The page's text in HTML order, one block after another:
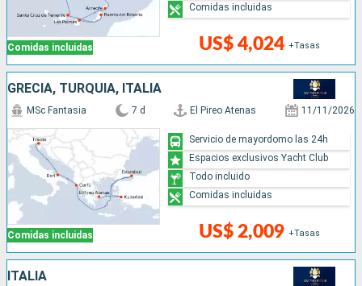
Comidas incluidas US$ 4,024 +Tasas
Comidas incluidas
GRECIA, TURQUÍA, ITALIA
Comidas incluidas
MSc Fantasia 7 d El Pireo Atenas 11/11/2026
US$ 2,009 +Tasas
Servicio de mayordomo las 24h
Espacios exclusivos Yacht Club
Todo incluido
Comidas incluidas
ITALIA